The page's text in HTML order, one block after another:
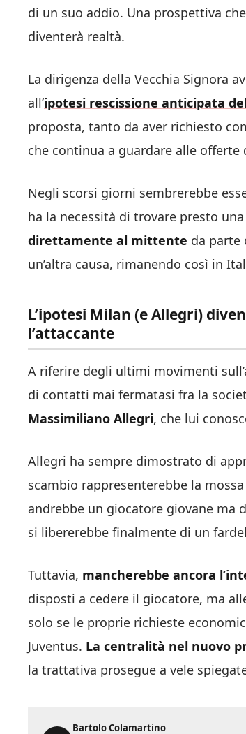
di un suo addio. Una prospettiva
diventerà realtà.
La dirigenza della Vecchia Signora
all’ipotesi rescissione anticipata
proposta, tanto da aver richiesto
che continua a guardare alle
Negli scorsi giorni sembrerebbe
ha la necessità di trovare presto
direttamente al mittente da parte
un’altra causa, rimanendo così in
L’ipotesi Milan (e Allegri)
l’attaccante
A riferire degli ultimi movimenti
di contatti mai fermatasi fra la
Massimiliano Allegri, che lui
Allegri ha sempre dimostrato di
scambio rappresenterebbe la
andrebbe un giocatore giovane ma
si libererebbe finalmente di un
Tuttavia, mancherebbe ancora
disposti a cedere il giocatore, ma
solo se le proprie richieste
Juventus. La centralità nel nuovo
la trattativa prosegue a vele
Bartolo Colamartino